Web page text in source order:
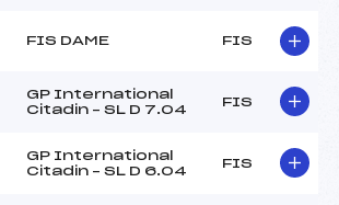
FIS DAME FIS
GP International
Citadin – SL D 7.04
FIS
GP International
Citadin – SL D 6.04
FIS